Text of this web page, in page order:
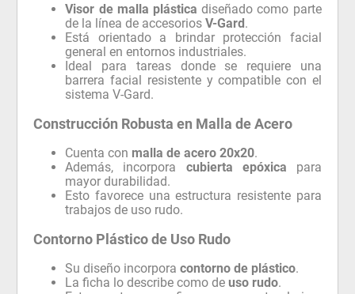
Visor de malla plástica diseñado como parte
de la línea de accesoriosV-Gard.
Está orientado a brindar protección facial
general en entornos industriales.
Ideal para tareas donde se requiere una
barrera facial resistente y compatible con el
sistema V-Gard.
Construcción Robusta en Malla de Acero
Cuenta con malla de acero 20x20.
Además, incorpora cubierta epóxica para
mayor durabilidad.
Esto favorece una estructura resistente para
trabajos de uso rudo.
Contorno Plástico de Uso Rudo
Su diseño incorporacontorno de plástico.
La ficha lo describe como deuso rudo.